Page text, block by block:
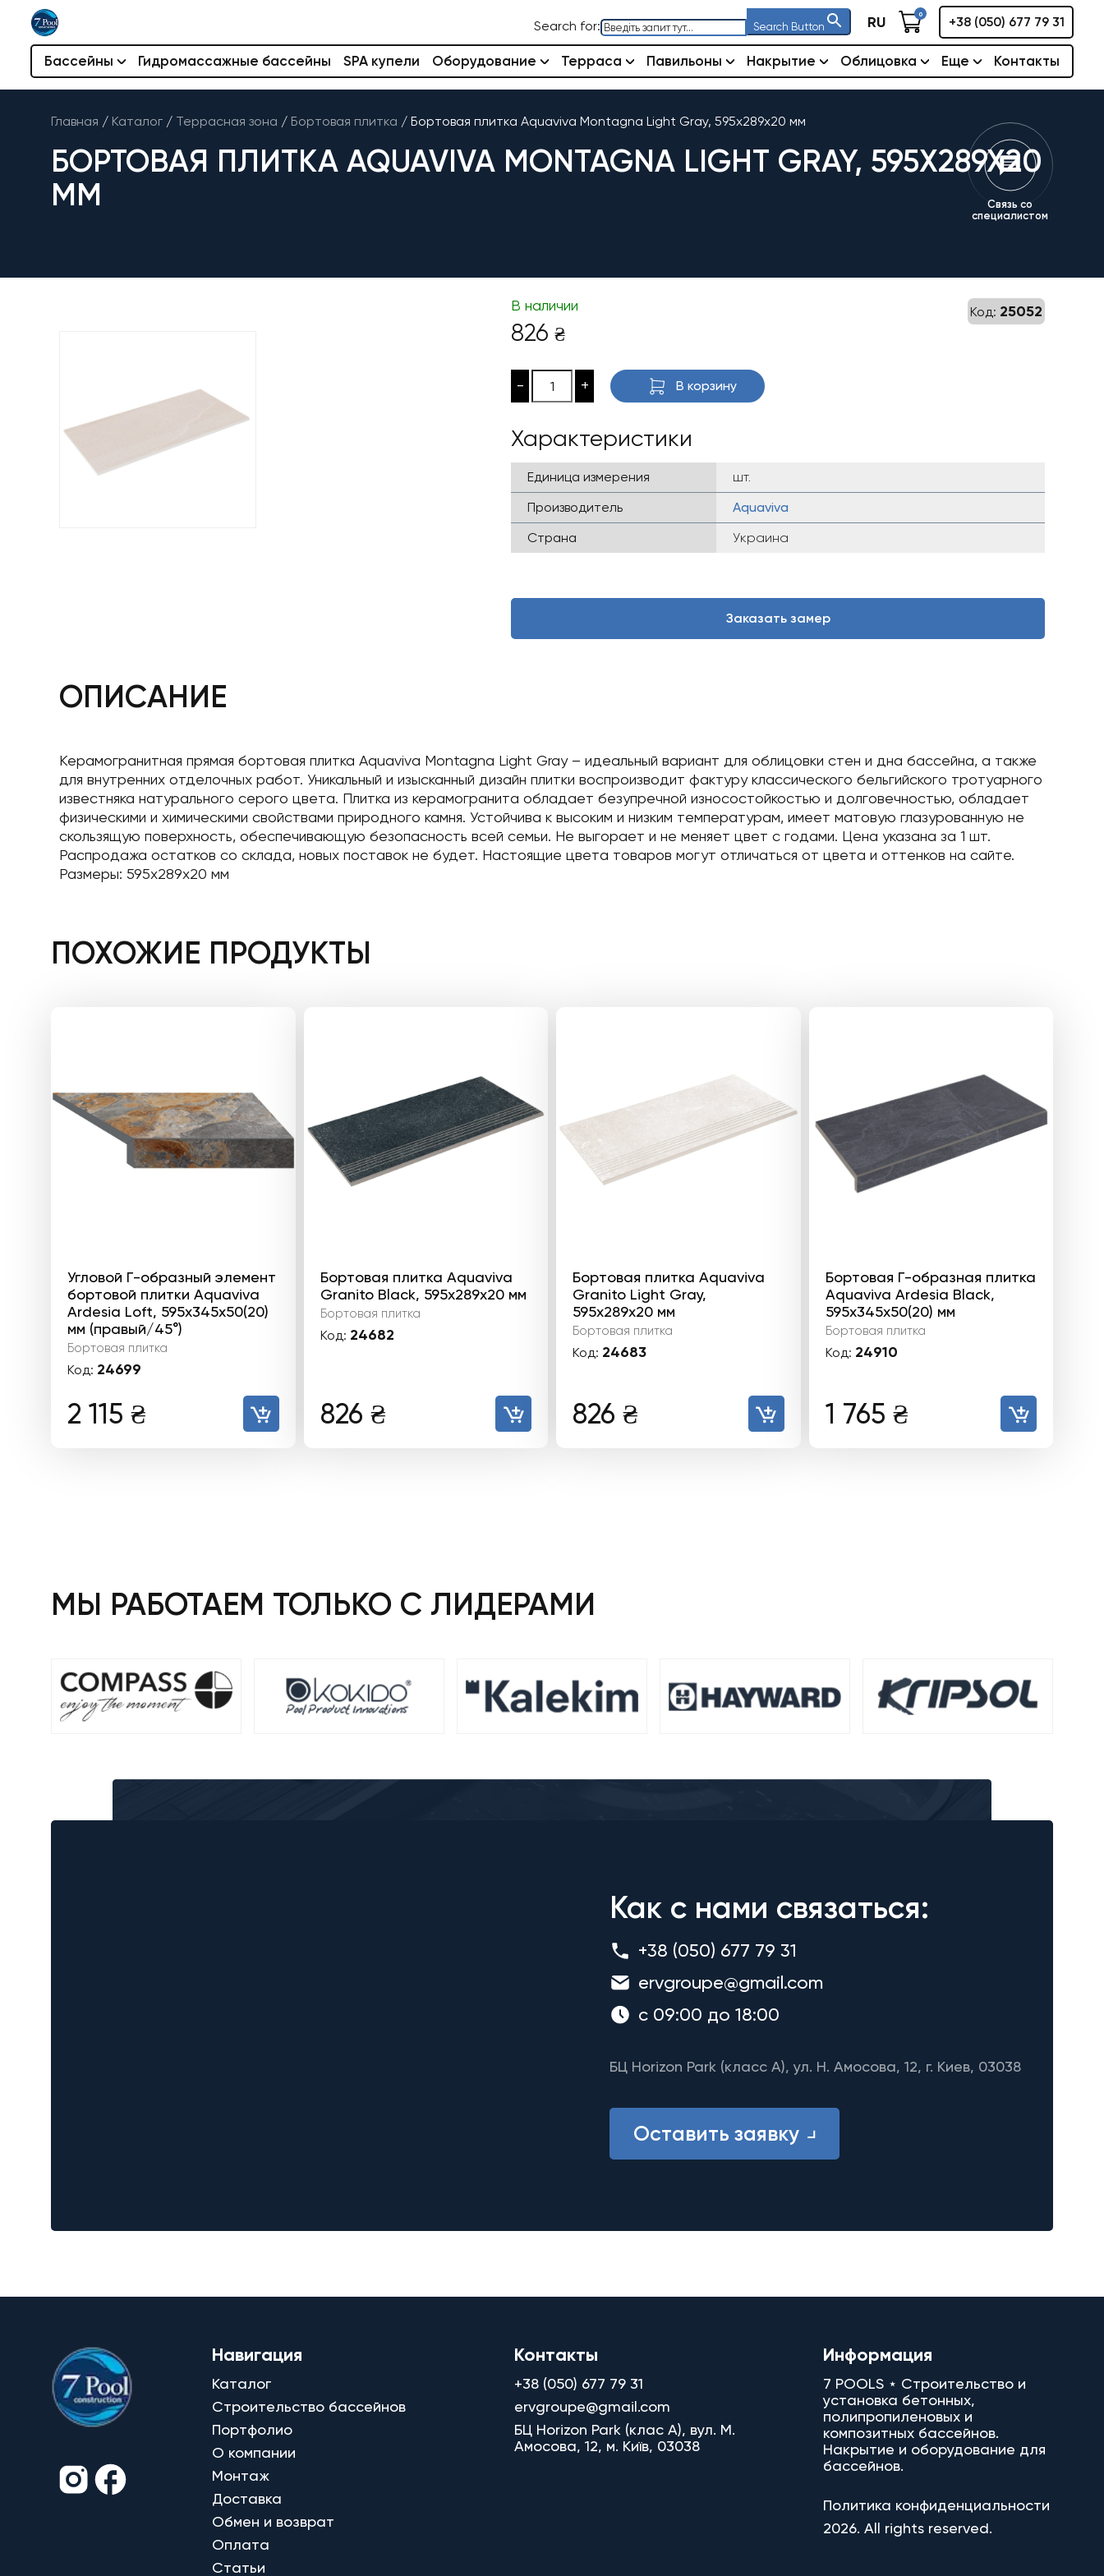
Search for: Search Button RU 0
+38 (050) 677 79 31
Бассейны Гидромассажные бассейны SPA купели Оборудование Терраса Павильоны Накрытие Облицовка Еще Контакты
Главная / Каталог / Террасная зона / Бортовая плитка / Бортовая плитка Aquaviva Montagna Light Gray, 595x289x20 мм
БОРТОВАЯ ПЛИТКА AQUAVIVA MONTAGNA LIGHT GRAY, 595X289X20
ММ
Связь со
специалистом
Код: 25052
В наличии
826 ₴
- + В корзину
Характеристики
Единица измерения
шт.
Производитель
Aquaviva
Страна
Украина
Заказать замер
ОПИСАНИЕ
Керамогранитная прямая бортовая плитка Aquaviva Montagna Light Gray – идеальный вариант для облицовки стен и дна бассейна, а также
для внутренних отделочных работ. Уникальный и изысканный дизайн плитки воспроизводит фактуру классического бельгийского тротуарного
известняка натурального серого цвета. Плитка из керамогранита обладает безупречной износостойкостью и долговечностью, обладает
физическими и химическими свойствами природного камня. Устойчива к высоким и низким температурам, имеет матовую глазурованную не
скользящую поверхность, обеспечивающую безопасность всей семьи. Не выгорает и не меняет цвет с годами. Цена указана за 1 шт.
Распродажа остатков со склада, новых поставок не будет. Настоящие цвета товаров могут отличаться от цвета и оттенков на сайте.
Размеры: 595x289x20 мм
ПОХОЖИЕ ПРОДУКТЫ
Угловой Г-образный элемент
бортовой плитки Aquaviva
Ardesia Loft, 595x345x50(20)
мм (правый/45°)
Бортовая плитка
Код: 24699
2 115 ₴
Бортовая плитка Aquaviva
Granito Black, 595x289x20 мм
Бортовая плитка
Код: 24682
826 ₴
Бортовая плитка Aquaviva
Granito Light Gray,
595x289x20 мм
Бортовая плитка
Код: 24683
826 ₴
Бортовая Г-образная плитка
Aquaviva Ardesia Black,
595x345x50(20) мм
Бортовая плитка
Код: 24910
1 765 ₴
МЫ РАБОТАЕМ ТОЛЬКО С ЛИДЕРАМИ
Как с нами связаться:
+38 (050) 677 79 31
ervgroupe@gmail.com
с 09:00 до 18:00
БЦ Horizon Park (класс A), ул. Н. Амосова, 12, г. Киев, 03038
Оставить заявку
Навигация
Каталог
Строительство бассейнов
Портфолио
О компании
Монтаж
Доставка
Обмен и возврат
Оплата
Статьи
Контакты
+38 (050) 677 79 31
ervgroupe@gmail.com
БЦ Horizon Park (клас A), вул. М.
Амосова, 12, м. Київ, 03038
Информация
7 POOLS ⋆ Строительство и
установка бетонных,
полипропиленовых и
композитных бассейнов.
Накрытие и оборудование для
бассейнов.
Политика конфиденциальности
2026. All rights reserved.